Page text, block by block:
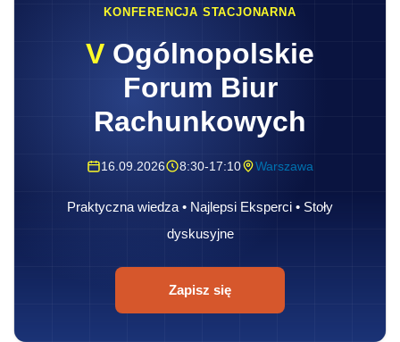
KONFERENCJA STACJONARNA
V Ogólnopolskie
Forum Biur
Rachunkowych
16.09.2026 8:30-17:10 Warszawa
Praktyczna wiedza • Najlepsi Eksperci • Stoły
dyskusyjne
Zapisz się